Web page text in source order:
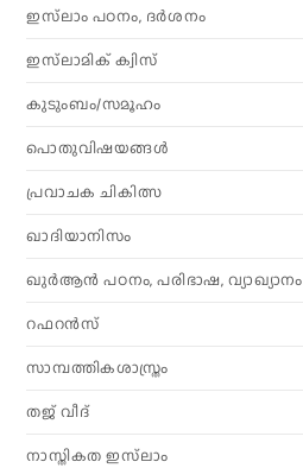
ഇസ്‌ലാം പഠനം, ദർശനം
ഇസ്‌ലാമിക് ക്വിസ്
കുടുംബം/സമൂഹം
പൊതുവിഷയങ്ങൾ
പ്രവാചക ചികിത്സ
ഖാദിയാനിസം
ഖുർആൻ പഠനം, പരിഭാഷ, വ്യാഖ്യാനം
റഫറൻസ്
സാമ്പത്തികശാസ്ത്രം
തജ് വീദ്
നാസ്തികത ഇസ്‌ലാം